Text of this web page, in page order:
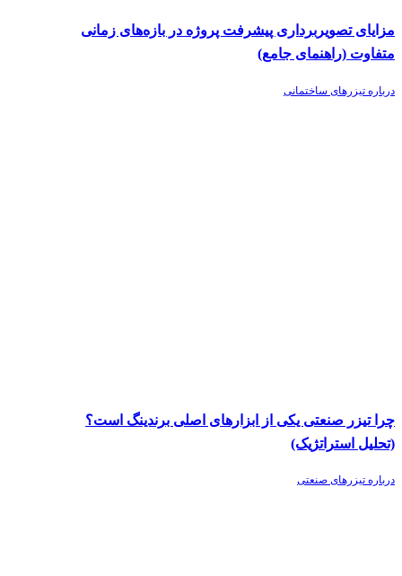
مزایای تصویربرداری پیشرفت پروژه در بازه‌های زمانی
متفاوت (راهنمای جامع)
درباره تیزرهای ساختمانی
چرا تیزر صنعتی یکی از ابزارهای اصلی برندینگ است؟
(تحلیل استراتژیک)
درباره تیزرهای صنعتی